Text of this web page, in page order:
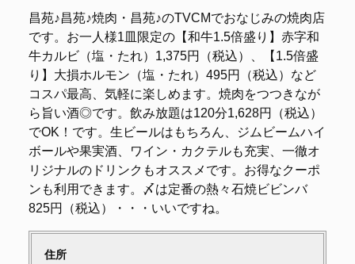
昌苑♪昌苑♪焼肉・昌苑♪のTVCMでおなじみの焼肉店
です。お一人様1皿限定の【和牛1.5倍盛り】赤字和
牛カルビ（塩・たれ）1,375円（税込）、【1.5倍盛
り】大損ホルモン（塩・たれ）495円（税込）など
コスパ最高、気軽に楽しめます。焼肉をつつきなが
ら旨い酒◎です。飲み放題は120分1,628円（税込）
でOK！です。生ビールはもちろん、ジムビームハイ
ボールや果実酒、ワイン・カクテルも充実、一徹オ
リジナルのドリンクもオススメです。お得なクーポ
ンも利用できます。〆は定番の熱々石焼ビビンバ
825円（税込）・・・いいですね。
住所